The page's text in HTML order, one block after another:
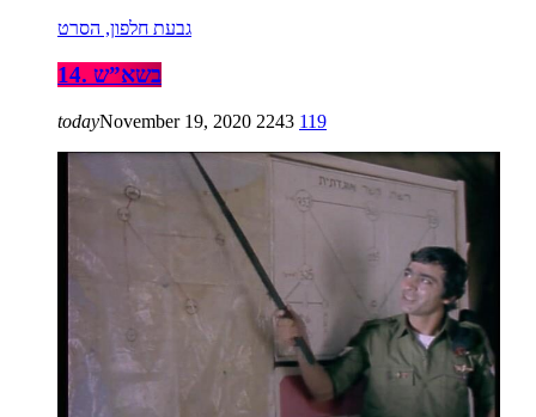
גבעת חלפון, הסרט
14. בשא”ש
todayNovember 19, 2020 2243 119